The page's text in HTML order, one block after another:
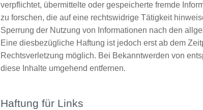
verpflichtet, übermittelte oder gespeicherte fremde
zu forschen, die auf eine rechtswidrige Tätigkeit
Sperrung der Nutzung von Informationen nach den
Eine diesbezügliche Haftung ist jedoch erst ab dem
Rechtsverletzung möglich. Bei Bekanntwerden von
diese Inhalte umgehend entfernen.
Haftung für Links